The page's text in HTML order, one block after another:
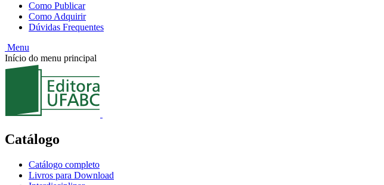
Como Publicar
Como Adquirir
Dúvidas Frequentes
Menu
Início do menu principal
Catálogo
Catálogo completo
Livros para Download